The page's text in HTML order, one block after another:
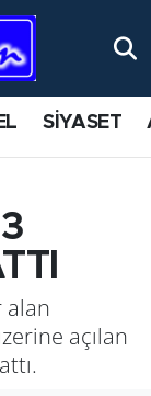
SİYASET
alan
açılan